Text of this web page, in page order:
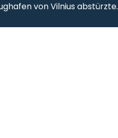
von Vilnius abstürzte.